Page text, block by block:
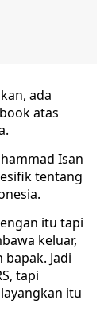
ada
atas
Isan
tentang
itu tapi
keluar,
Jadi
tapi
itu